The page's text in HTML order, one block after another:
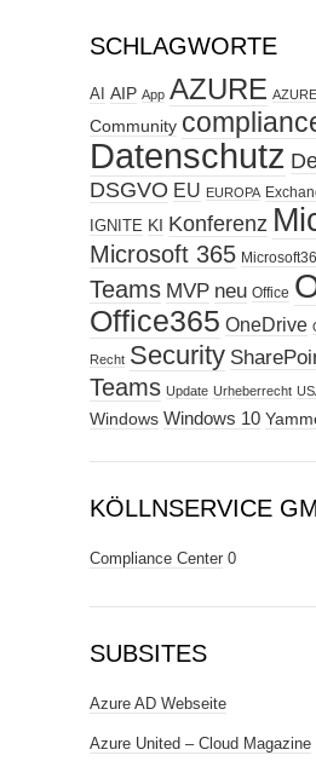
SCHLAGWORTE
AI AIP App AZURE
Community
Datenschutz
DSGVO EU EUROPA
IGNITE KI Konferenz
Microsoft 365
Teams MVP neu Office
Office365 OneDrive
Recht Security
Teams Update Urheberrecht
Windows Windows 10
KÖLLNSERVICE
Compliance Center 0
SUBSITES
Azure AD Webseite
Azure United – Cloud Magazine